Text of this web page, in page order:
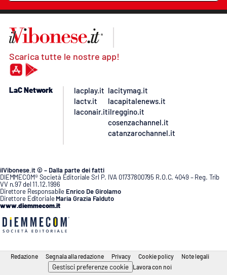
Scarica tutte le nostre app!
LaC Network
lacplay.it
lactv.it
laconair.it
lacitymag.it
lacapitalenews.it
ilreggino.it
cosenzachannel.it
catanzarochannel.it
ilVibonese.it © – Dalla parte dei fatti
DIEMMECOM® Società Editoriale Srl P. IVA 01737800795 R.O.C. 4049 – Reg. Trib
VV n.97 del 11.12.1996
Direttore Responsabile Enrico De Girolamo
Direttore Editoriale Maria Grazia Falduto
www.diemmecom.it
Redazione Segnala alla redazione Privacy Cookie policy Note legali
Gestisci preferenze cookie Lavora con noi